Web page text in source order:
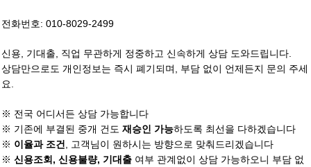
전화번호: 010-8029-2499
신용, 기대출, 직업 무관하게 정중하고 신속하게 상담 도와드립니다.
상담만으로도 개인정보는 즉시 폐기되며, 부담 없이 언제든지 문의 주세
요.
※ 전국 어디서든 상담 가능합니다
※ 기존에 부결된 중개 건도 재승인 가능하도록 최선을 다하겠습니다
※ 이율과 조건 , 고객님이 원하시는 방향으로 맞춰드리겠습니다
※ 신용조회, 신용불량, 기대출 여부 관계없이 상담 가능하오니 부담 없